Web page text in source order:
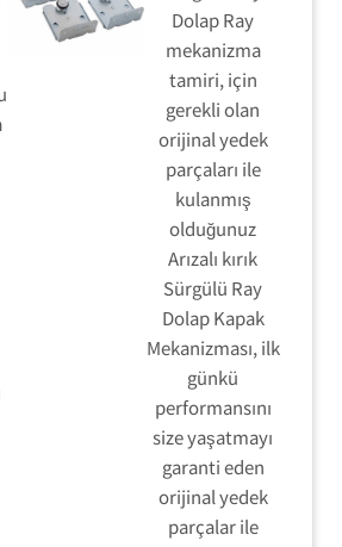
Dolap Ray
mekanizma
tamiri, için
gerekli olan
orijinal yedek
parçaları ile
kulanmış
olduğunuz
Arızalı kırık
Sürgülü Ray
Dolap Kapak
Mekanizması, ilk
günkü
performansını
size yaşatmayı
garanti eden
orijinal yedek
parçalar ile